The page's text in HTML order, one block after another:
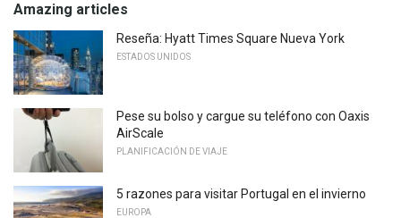
Amazing articles
Reseña: Hyatt Times Square Nueva York
ESTADOS UNIDOS
Pese su bolso y cargue su teléfono con Oaxis
AirScale
PLANIFICACIÓN DE VIAJE
5 razones para visitar Portugal en el invierno
EUROPA